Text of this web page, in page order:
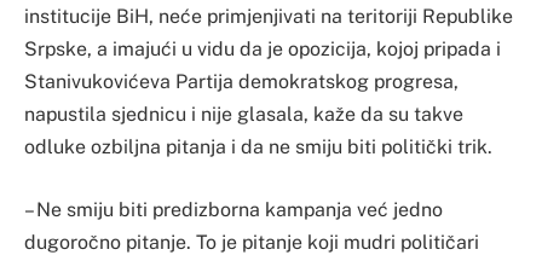
institucije BiH, neće primjenjivati na teritoriji Republike
Srpske, a imajući u vidu da je opozicija, kojoj pripada i
Stanivukovićeva Partija demokratskog progresa,
napustila sjednicu i nije glasala, kaže da su takve
odluke ozbiljna pitanja i da ne smiju biti politički trik.
– Ne smiju biti predizborna kampanja već jedno
dugoročno pitanje. To je pitanje koji mudri političari